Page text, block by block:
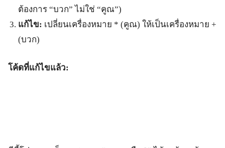
ต้องการ “บวก” ไม่ใช่ “คูณ”)
แก้ไข: เปลี่ยนเครื่องหมาย * (คูณ) ให้เป็นเครื่องหมาย +
(บวก)
โค้ดที่แก้ไขแล้ว: